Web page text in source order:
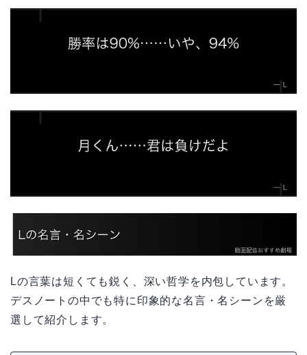
Lの言葉は短くても鋭く、深い哲学を内包しています。
デスノートの中でも特に印象的な名言・名シーンを厳
選して紹介します。